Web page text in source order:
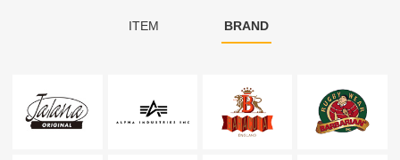
ITEM BRAND